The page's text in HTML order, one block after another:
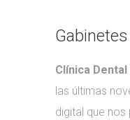
Clínica
las últimas
digital que